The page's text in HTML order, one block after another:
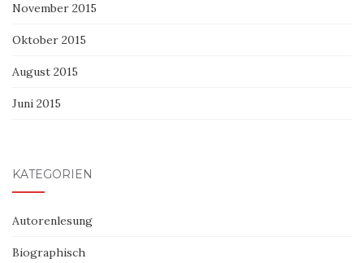
November 2015
Oktober 2015
August 2015
Juni 2015
KATEGORIEN
Autorenlesung
Biographisch